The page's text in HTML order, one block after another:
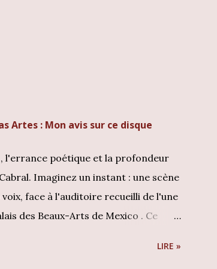
Artes : Mon avis sur ce disque
l'errance poétique et la profondeur
Imaginez un instant : une scène
face à l'auditoire recueilli de l'une
des Beaux-Arts de Mexico . Ce
LIRE »